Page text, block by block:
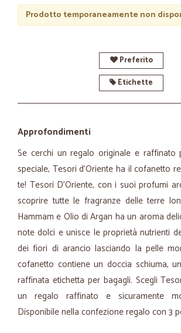
Prodotto temporaneamente non
Preferito
Etichette
Approfondimenti
Se cerchi un regalo originale e raffinato
speciale, Tesori d’Oriente ha il cofanetto
te! Tesori D’Oriente, con i suoi profumi
scoprire tutte le fragranze delle terre
Hammam e Olio di Argan ha un aroma
note dolci e unisce le proprietà nutrienti
dei fiori di arancio lasciando la pelle
cofanetto contiene un doccia schiuma,
raffinata etichetta per bagagli. Scegli
un regalo raffinato e sicuramente
Disponibile nella confezione regalo con 3